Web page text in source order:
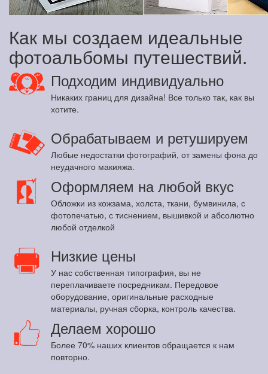
Как мы создаем идеальные
фотоальбомы путешествий.
Подходим индивидуально
Никаких границ для дизайна! Все только так, как вы
хотите.
Обрабатываем и ретушируем
Любые недостатки фотографий, от замены фона до
неудачного макияжа.
Оформляем на любой вкус
Обложки из кожзама, холста, ткани, бумвинила, с
фотопечатью, с тиснением, вышивкой и абсолютно
любой отделкой
Низкие цены
У нас собственная типография, вы не
переплачиваете посредникам. Передовое
оборудование, оригинальные расходные
материалы, ручная сборка, контроль качества.
Делаем хорошо
Более 70% наших клиентов обращается к нам
повторно.